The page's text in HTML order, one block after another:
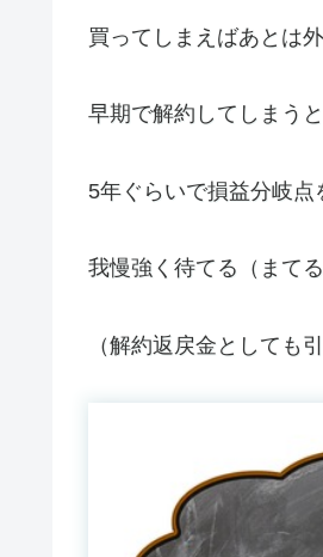
買ってしまえばあとは
早期で解約してしまう
5年ぐらいで損益分岐点
我慢強く待てる（まて
（解約返戻金としても